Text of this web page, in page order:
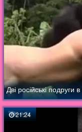
21:24